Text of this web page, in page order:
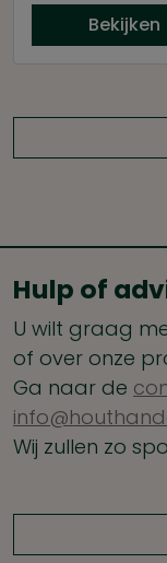
Bekijken
Hulp of
U wilt graag
of over onze
Ga naar de
Wij zullen zo